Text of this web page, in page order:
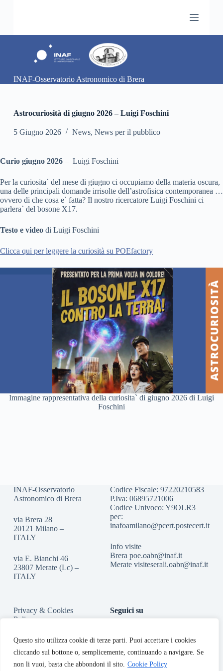
Questo sito utilizza cookie di terze parti. Puoi accettare i cookies
cliccando sul bottone o, semplicemente, continuando a navigare. Se
non li vuoi, basta che abbondoni il sito. Cookie Policy
t
o
n
INAF-Osservatorio Astronomico di Brera
Astrocuriosità di giugno 2026 – Luigi Foschini
5 Giugno 2026 News, News per il pubblico
Curio giugno 2026 – Luigi Foschini
Per la curiosita` del mese di giugno ci occupiamo della materia oscura,
una delle principali domande irrisolte dell’astrofisica contemporanea …
ovvero di che cosa e` fatta? Il nostro ricercatore Luigi Foschini ci
parlera` del bosone X17.
Testo e video di Luigi Foschini
Clicca qui per leggere la curiosità su POEfactory
Immagine rappresentativa della curiosita` di giugno 2026 di Luigi
Foschini
INAF-Osservatorio
Astronomico di Brera
via Brera 28
20121 Milano –
ITALY
via E. Bianchi 46
23807 Merate (Lc) –
ITALY
Codice Fiscale: 97220210583
P.Iva: 06895721006
Codice Univoco: Y9OLR3
pec:
inafoamilano@pcert.postecert.it
Info visite
Brerapoe.oabr@inaf.it
Meratevisiteserali.oabr@inaf.it
Privacy & Cookies
Policy
Accessibilità
Seguici su